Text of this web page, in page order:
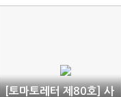
[토마토레터 제80호] 사